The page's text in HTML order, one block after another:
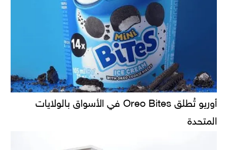
أوريو تُطلق Oreo Bites في الأسواق بالولايات
المتحدة